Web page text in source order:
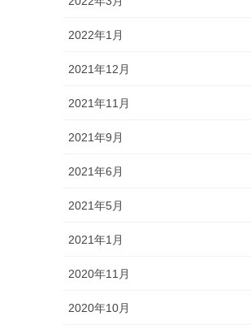
2022年1月
2021年12月
2021年11月
2021年9月
2021年6月
2021年5月
2021年1月
2020年11月
2020年10月